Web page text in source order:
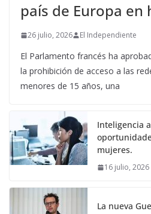
país de Europa en
26 julio, 2026 El Independiente
El Parlamento francés ha
la prohibición de acceso a las
menores de 15 años, una
Inteligencia
mujeres.
16 julio, 2026
La nueva